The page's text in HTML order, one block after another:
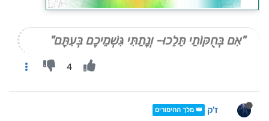
"אִם בְּחֻקּוֹתַי תֵּלֵכוּ- וְנָתַתִּי גִּשְׁמֵיכֶם בְּעִתָּם"
4
ז'ק 👑 מלך ההימורים